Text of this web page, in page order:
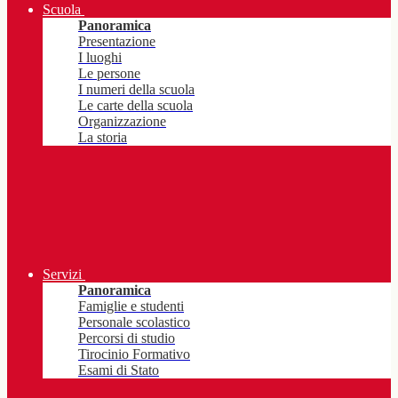
Scuola
Panoramica
Presentazione
I luoghi
Le persone
I numeri della scuola
Le carte della scuola
Organizzazione
La storia
Servizi
Panoramica
Famiglie e studenti
Personale scolastico
Percorsi di studio
Tirocinio Formativo
Esami di Stato